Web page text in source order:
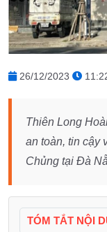
26/12/2023
Thiên Long
an toàn, tin cậy
Chủng tại Đà
TÓM TẮT NỘI